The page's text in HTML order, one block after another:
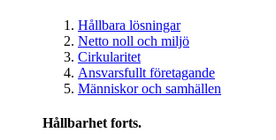
Hållbara lösningar
Netto noll och miljö
Cirkularitet
Ansvarsfullt företagande
Människor och samhällen
Hållbarhet forts.